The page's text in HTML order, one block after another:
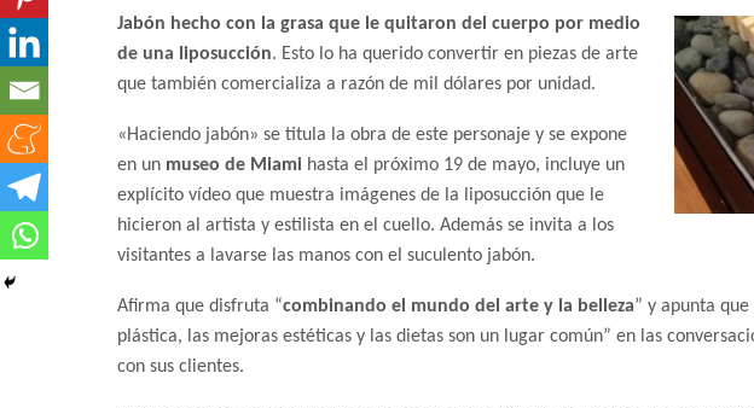
Jabón hecho con la grasa que le quitaron del cuerpo por medio
de una liposucción. Esto lo ha querido convertir en piezas de arte
que también comercializa a razón de mil dólares por unidad.
«Haciendo jabón» se titula la obra de este personaje y se expone
en un museo de Miami hasta el próximo 19 de mayo, incluye un
explícito vídeo que muestra imágenes de la liposucción que le
hicieron al artista y estilista en el cuello. Además se invita a los
visitantes a lavarse las manos con el suculento jabón.
Afirma que disfruta “combinando el mundo del arte y la belleza” y apunta
plástica, las mejoras estéticas y las dietas son un lugar común” en las
con sus clientes.